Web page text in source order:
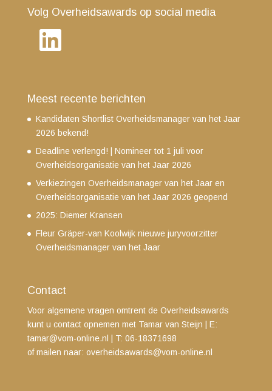
Volg Overheidsawards op social media
LinkedIn
Meest recente berichten
Kandidaten Shortlist Overheidsmanager van het Jaar
2026 bekend!
Deadline verlengd! | Nomineer tot 1 juli voor
Overheidsorganisatie van het Jaar 2026
Verkiezingen Overheidsmanager van het Jaar en
Overheidsorganisatie van het Jaar 2026 geopend
2025: Diemer Kransen
Fleur Gräper-van Koolwijk nieuwe juryvoorzitter
Overheidsmanager van het Jaar
Contact
Voor algemene vragen omtrent de Overheidsawards
kunt u contact opnemen met Tamar van Steijn | E:
tamar@vom-online.nl
T: 06-18371698
of mailen naar: overheidsawards@vom-online.nl